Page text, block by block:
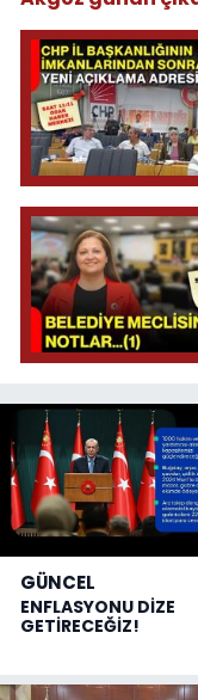
GÜNCEL
ENFLASYONU DİZE
GETİRECEĞİZ!